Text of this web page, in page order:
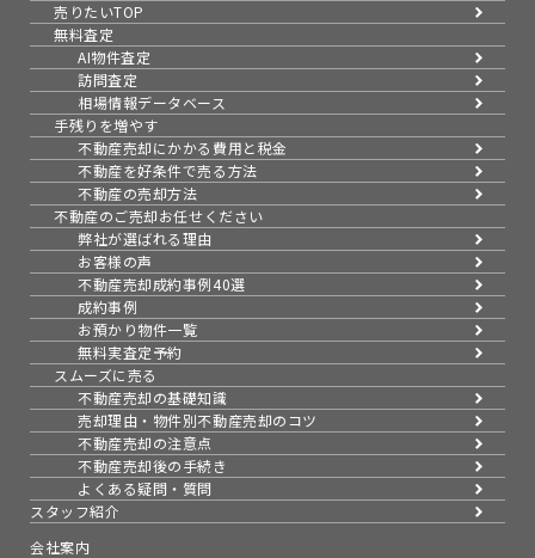
売りたいTOP
無料査定
AI物件査定
訪問査定
相場情報データベース
手残りを増やす
不動産売却にかかる費用と税金
不動産を好条件で売る方法
不動産の売却方法
不動産のご売却お任せください
弊社が選ばれる理由
お客様の声
不動産売却成約事例40選
成約事例
お預かり物件一覧
無料実査定予約
スムーズに売る
不動産売却の基礎知識
売却理由・物件別不動産売却のコツ
不動産売却の注意点
不動産売却後の手続き
よくある疑問・質問
スタッフ紹介
会社案内